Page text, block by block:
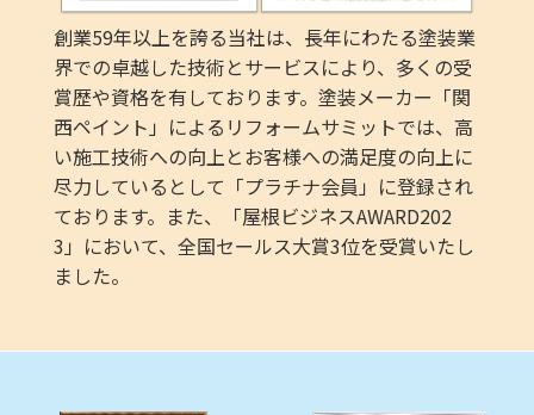
創業59年以上を誇る当社は、長年にわたる塗装業
界での卓越した技術とサービスにより、多くの受
賞歴や資格を有しております。塗装メーカー「関
西ペイント」によるリフォームサミットでは、高
い施工技術への向上とお客様への満足度の向上に
尽力しているとして「プラチナ会員」に登録され
ております。また、「屋根ビジネスAWARD202
3」において、全国セールス大賞3位を受賞いたし
ました。